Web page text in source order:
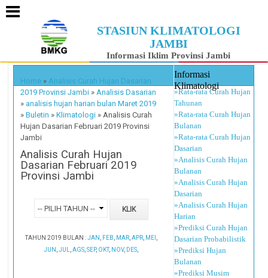
STASIUN KLIMATOLOGI
JAMBI
Informasi Iklim Provinsi Jambi
Home » Analisis Curah Hujan Dasarian
2019 Provinsi Jambi » Analisis Dasarian
» analisis hujan harian bulan Maret 2019
»Buletin »Klimatologi » Analisis Curah
Hujan Dasarian Februari 2019 Provinsi
Jambi
Analisis Curah Hujan
Dasarian Februari 2019
Provinsi Jambi
TAHUN 2019 BULAN :JAN FEB MAR, APR, MEI
JUN ,JUL ,AGS ,SEP, OKT, NOV, DES
Informasi
Klimatologi
»Rata-rata Curah Hujan
Tahunan
»Rata-rata Curah Hujan
Bulanan
»Rata-rata Curah Hujan
Dasarian
»Analisis Curah Hujan
Bulanan
»Analisis Curah Hujan
Dasarian
»Analisis Curah Hujan
Harian
»Prediksi Curah Hujan
Dasarian Probabilistik
»Prediksi Hujan
Bulanan
»Prediksi Musim